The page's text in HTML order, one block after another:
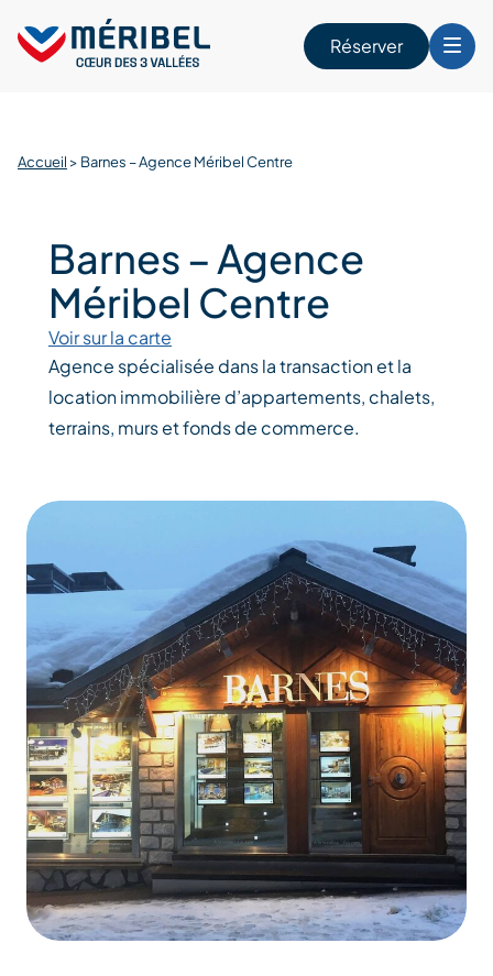
content
Réserver
Accueil > Barnes – Agence Méribel Centre
Barnes – Agence
Méribel Centre
Voir sur la carte
Agence spécialisée dans la transaction et la
location immobilière d’appartements, chalets,
terrains, murs et fonds de commerce.